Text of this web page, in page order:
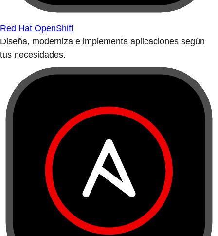
Red Hat OpenShift
Diseña, moderniza e implementa aplicaciones según
tus necesidades.